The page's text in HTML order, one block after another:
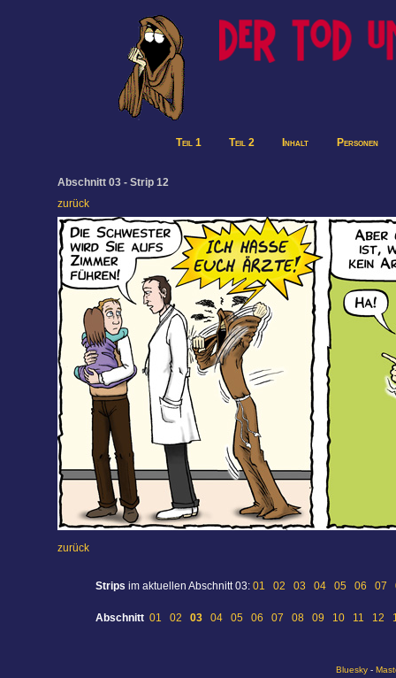
Teil 1 Teil 2 Inhalt Personen
Abschnitt 03 - Strip 12
zurück
zurück
Strips im aktuellen Abschnitt 03: 01 02 03 04 05 06 07
Abschnitt 01 02 03 04 05 06 07 08 09 10 11 12
Bluesky-